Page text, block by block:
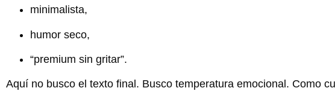
minimalista,
humor seco,
“premium sin gritar”.
Aquí no busco el texto final. Busco temperatura emocional . Como